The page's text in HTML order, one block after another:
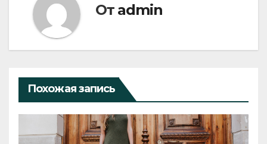
От admin
Похожая запись